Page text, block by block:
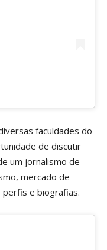
faculdades do
de discutir
um jornalismo de
mercado de
e biografias.